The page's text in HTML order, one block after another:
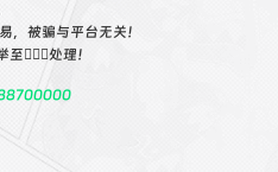
，被骗与平台无关！
👮🏻‍♀️处理！